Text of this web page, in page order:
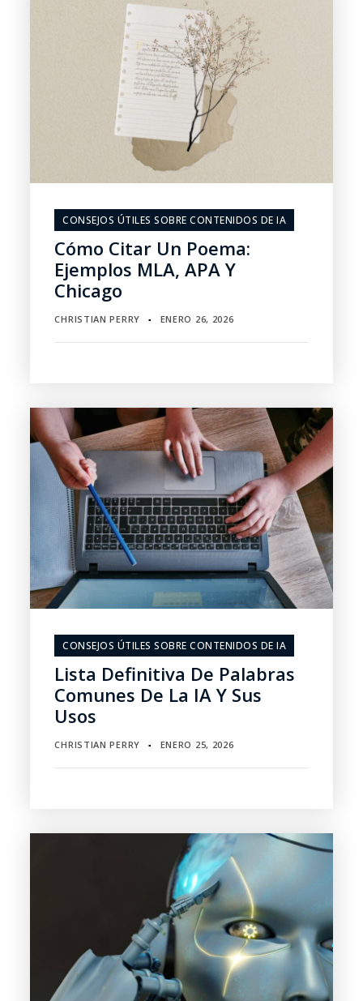
CONSEJOS ÚTILES SOBRE CONTENIDOS DE IA
Cómo Citar Un Poema:
Ejemplos MLA, APA Y
Chicago
CHRISTIAN PERRY ▪ ENERO 26, 2026
CONSEJOS ÚTILES SOBRE CONTENIDOS DE IA
Lista Definitiva De Palabras
Comunes De La IA Y Sus
Usos
CHRISTIAN PERRY ▪ ENERO 25, 2026